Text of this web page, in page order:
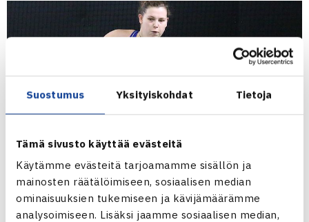
Suostumus Yksityiskohdat Tietoja
Tämä sivusto käyttää evästeitä
Käytämme evästeitä tarjoamamme sisällön ja
mainosten räätälöimiseen, sosiaalisen median
ominaisuuksien tukemiseen ja kävijämäärämme
analysoimiseen. Lisäksi jaamme sosiaalisen median,
Jaa: